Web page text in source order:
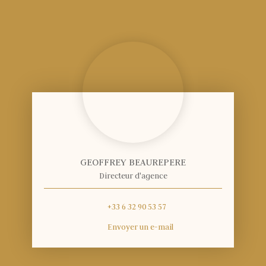
GEOFFREY BEAUREPERE
Directeur d'agence
+33 6 32 90 53 57
Envoyer un e-mail